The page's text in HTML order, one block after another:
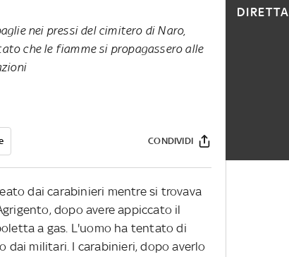
nei pressi del cimitero di Naro,
che le fiamme si propagassero alle
CONDIVIDI
dai carabinieri mentre si trovava
dopo avere appiccato il
a gas. L'uomo ha tentato di
dai militari. I carabinieri, dopo averlo
DIRETTA